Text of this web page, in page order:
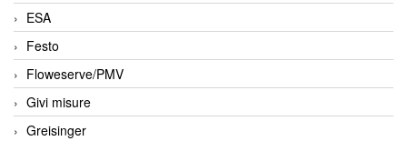
ESA
Festo
Floweserve/PMV
Givi misure
Greisinger